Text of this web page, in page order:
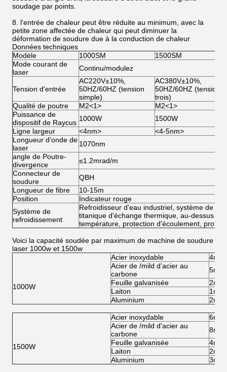
soudage par points.
8. l'entrée de chaleur peut être réduite au minimum, avec la
petite zone affectée de chaleur qui peut diminuer la
déformation de soudure due à la conduction de chaleur
Données techniques
Modèle
1000SM
1500SM
Mode courant de
laser
Continu/modulez
Tension d'entrée
AC220V±10%,
50HZ/60HZ (tension
simple)
AC380V±10%,
50HZ/60HZ (tension
trois)
Qualité de poutre
M2<1> M2<1>
Puissance de
dispositif de Raycus 1000W
1500W
Ligne largeur
<4nm>
<4-5nm>
Longueur d'onde de
laser
1070nm
angle de Poutre-
divergence
≤1.2mrad/m
Connecteur de
soudure
QBH
Longueur de fibre
10-15m
Position
Indicateur rouge
Système de
refroidissement
Refroidisseur d'eau industriel, système de
titanique d'échange thermique, au-dessus
température, protection d'écoulement,
Voici la capacité soudée par maximum de machine de soudure
laser 1000w et 1500w
1000W
Acier inoxydable
4mm
Acier de /mild d'acier au
carbone
5mm
Feuille galvanisée
2mm
Laiton
1mm
Aluminium
2mm
1500W
Acier inoxydable
6mm
Acier de /mild d'acier au
carbone
8mm
Feuille galvanisée
4mm
Laiton
2mm
Aluminium
3mm